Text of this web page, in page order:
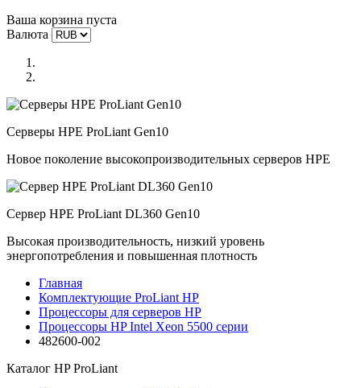
Ваша корзина пуста
Валюта
Серверы HPE ProLiant Gen10
Новое поколение высокопроизводительных серверов HPE
Сервер HPE ProLiant DL360 Gen10
Высокая производительность, низкий уровень
энергопотребления и повышенная плотность
Главная
Комплектующие ProLiant HP
Процессоры для серверов HP
Процессоры HP Intel Xeon 5500 серии
482600-002
Каталог HP ProLiant